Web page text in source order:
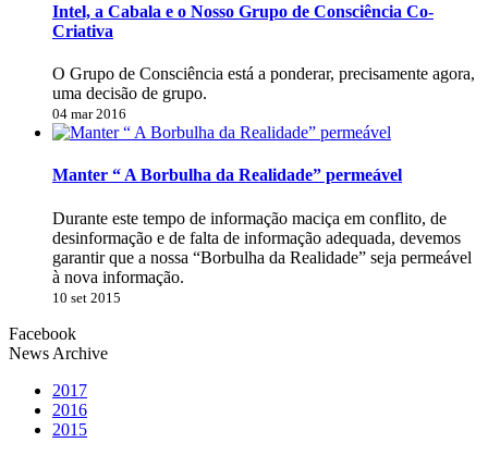
Intel, a Cabala e o Nosso Grupo de Consciência Co-
Criativa
O Grupo de Consciência está a ponderar, precisamente agora,
uma decisão de grupo.
04 mar 2016
Manter “ A Borbulha da Realidade” permeável
Durante este tempo de informação maciça em conflito, de
desinformação e de falta de informação adequada, devemos
garantir que a nossa “Borbulha da Realidade” seja permeável
à nova informação.
10 set 2015
Facebook
News Archive
2017
2016
2015